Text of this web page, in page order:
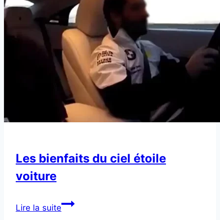
Les bienfaits du ciel étoile
voiture
Lire la suiteLes